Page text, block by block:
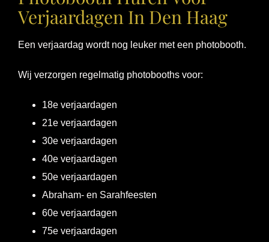
Verjaardagen In Den Haag
Een verjaardag wordt nog leuker met een photobooth.
Wij verzorgen regelmatig photobooths voor:
18e verjaardagen
21e verjaardagen
30e verjaardagen
40e verjaardagen
50e verjaardagen
Abraham- en Sarahfeesten
60e verjaardagen
75e verjaardagen